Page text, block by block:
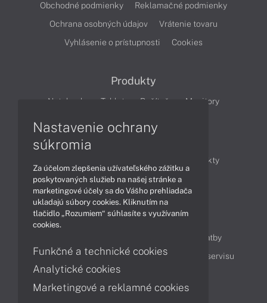
Obchodné podmienky
Reklamačné podmienky
Ochrana osobných údajov
Vrátenie tovaru
Vyhlásenie o prístupnosti
Cookies
Produkty
Notebooky Tablety Počítače Monitory
Produkty
Technológie
Videá
Obsah
Možnosti doručenia a platby
Podpora a servis
Servisné služby Cenník servisu
Kontakty
Nastavenie ochrany
súkromia
Za účelom zlepšenia užívateľského zážitku a
poskytovaných služieb na našej stránke a
marketingové účely sa do Vášho prehliadača
ukladajú súbory cookies. Kliknutím na
tlačidlo „Rozumiem“ súhlasíte s využívaním
cookies.
Funkčné a technické cookies
Analytické cookies
Marketingové a reklamné cookies